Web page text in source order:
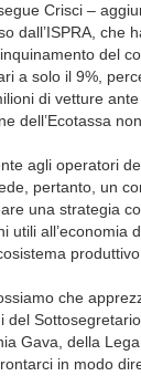
Crisci –
dall’ISPRA, che
del
a solo il 9%,
di vetture
dell’Ecotassa
agli operatori
pertanto, un
una strategia
utili all’economia
produttivo.
che
del
Gava, della
in modo